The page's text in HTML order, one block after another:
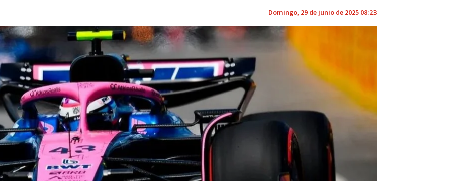
Domingo, 29 de junio de 2025 08:23